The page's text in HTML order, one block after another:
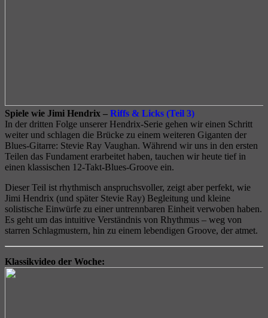
Spiele wie Jimi Hendrix – Riffs & Licks (Teil 3)
In der dritten Folge unserer Hendrix-Serie gehen wir einen Schritt
weiter und schlagen die Brücke zu einem weiteren Giganten der
Blues-Gitarre: Stevie Ray Vaughan. Während wir uns in den ersten
Teilen das Fundament erarbeitet haben, tauchen wir heute tief in
einen klassischen 12-Takt-Blues-Groove ein.
Dieser Teil ist rhythmisch anspruchsvoller, zeigt aber perfekt, wie
Jimi Hendrix (und später Stevie Ray) Begleitung und kleine
solistische Einwürfe zu einer untrennbaren Einheit verwoben haben.
Es geht um das intuitive Verständnis von Rhythmus – weg von
starren Schlagmustern, hin zu einem lebendigen Groove, der atmet.
Klassikvideo der Woche: